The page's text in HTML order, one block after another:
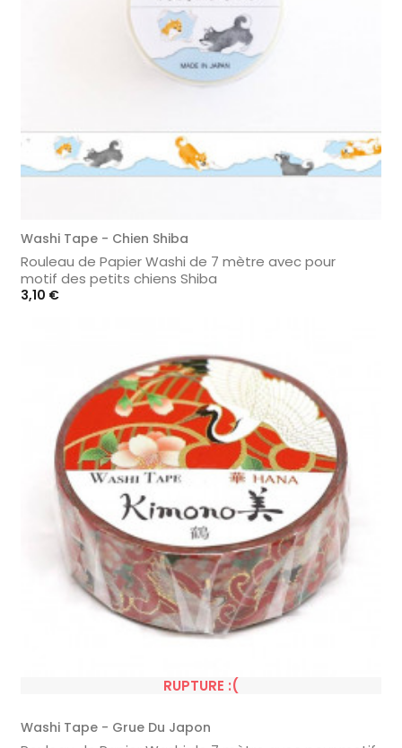
Washi Tape - Chien Shiba
Rouleau de Papier Washi de 7 mètre avec pour
motif des petits chiens Shiba
Prix
3,10 €
RUPTURE :(
Washi Tape - Grue Du Japon